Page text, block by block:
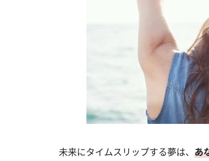
未来にタイムスリップする夢は、 あ